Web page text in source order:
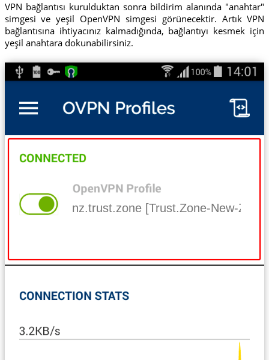
VPN bağlantısı kurulduktan sonra bildirim alanında "anahtar"
simgesi ve yeşil OpenVPN simgesi görünecektir. Artık VPN
bağlantısına ihtiyacınız kalmadığında, bağlantıyı kesmek için
yeşil anahtara dokunabilirsiniz.
nz.trust.zone [Trust.Zone-New-